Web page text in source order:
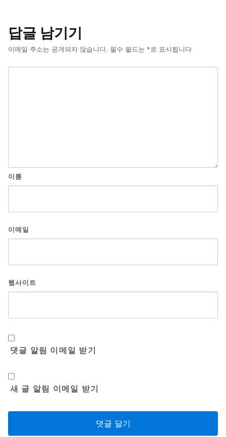
답글 남기기
이메일 주소는 공개되지 않습니다. 필수 필드는 *로 표시됩니다
이름
이메일
웹사이트
댓글 알림 이메일 받기
새 글 알림 이메일 받기